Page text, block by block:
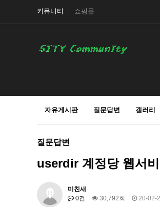
커뮤니티 쇼핑몰
자유게시판 질문답변 갤러리
질문답변
userdir 계정당 웹서
미친새
0건
30,792회 20-02-